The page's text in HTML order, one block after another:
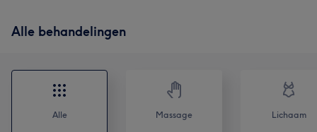
Alle behandelingen
Alle Massage Lichaam